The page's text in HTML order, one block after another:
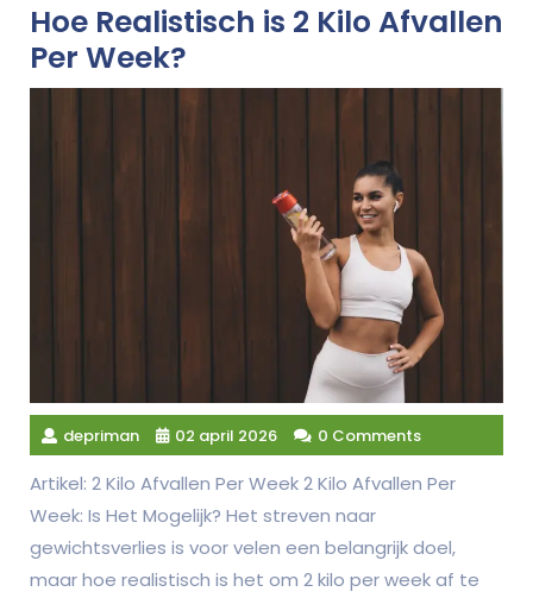
Hoe Realistisch is 2 Kilo Afvallen
Per Week?
depriman 02 april 2026 0 Comments
Artikel: 2 Kilo Afvallen Per Week 2 Kilo Afvallen Per
Week: Is Het Mogelijk? Het streven naar
gewichtsverlies is voor velen een belangrijk doel,
maar hoe realistisch is het om 2 kilo per week af te